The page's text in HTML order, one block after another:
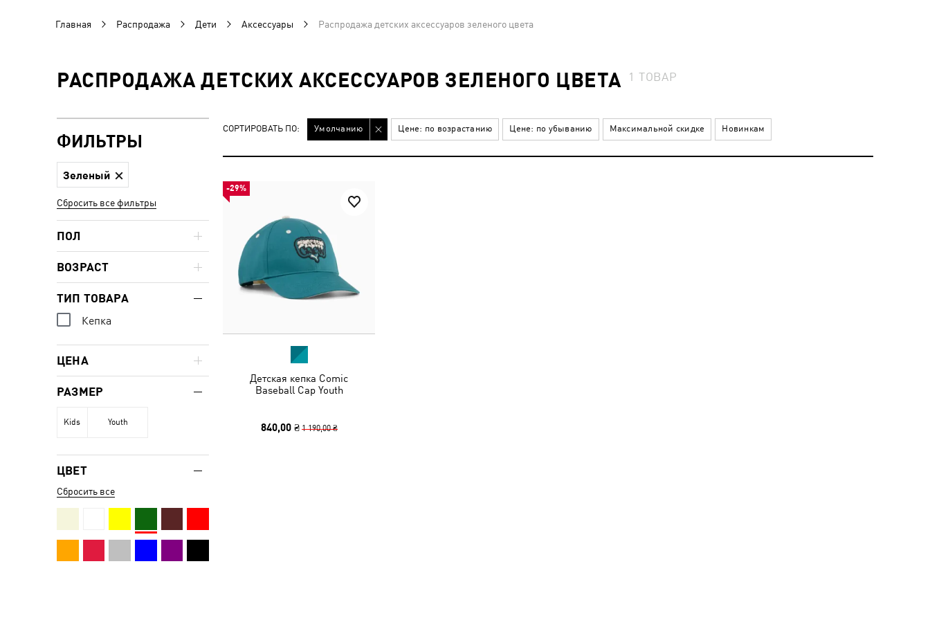
Главная Распродажа Дети Аксессуары Распродажа детских аксессуаров зеленого цвета
РАСПРОДАЖА ДЕТСКИХ АКСЕССУАРОВ ЗЕЛЕНОГО ЦВЕТА 1 ТОВАР
СОРТИРОВАТЬ ПО: Умолчанию Цене: по возрастанию Цене: по убыванию Максимальной скидке Новинкам
-29%
Детская кепка Comic
Baseball Cap Youth
840,00 ₴ 1 190,00 ₴
ФИЛЬТРЫ
Зеленый
Сбросить все фильтры
ПОЛ
ВОЗРАСТ
ТИП ТОВАРА
Кепка
ЦЕНА
РАЗМЕР
Kids Youth
ЦВЕТ
Сбросить все